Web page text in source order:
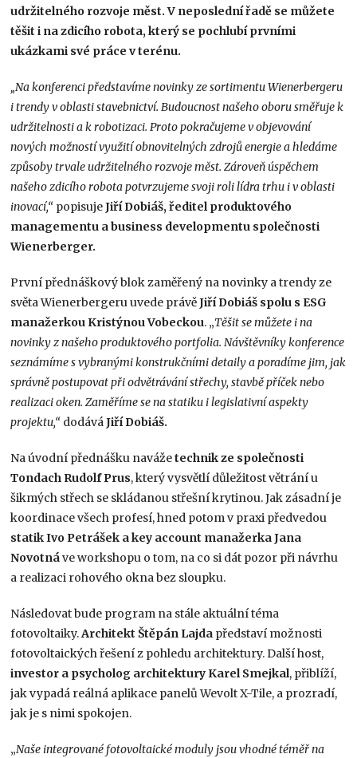
udržitelného rozvoje měst. V neposlední řadě se můžete
těšit i na zdicího robota, který se pochlubí prvními
ukázkami své práce v terénu.
„Na konferenci představíme novinky ze sortimentu Wienerbergeru
i trendy v oblasti stavebnictví. Budoucnost našeho oboru směřuje k
udržitelnosti a k robotizaci. Proto pokračujeme v objevování
nových možností využití obnovitelných zdrojů energie a hledáme
způsoby trvale udržitelného rozvoje měst. Zároveň úspěchem
našeho zdicího robota potvrzujeme svoji roli lídra trhu i v oblasti
inovací,“ popisujeJiří Dobiáš, ředitel produktového
managementu a business developmentu společnosti
Wienerberger.
První přednáškový blok zaměřený na novinky a trendy ze
světa Wienerbergeru uvede právěJiří Dobiáš spolu s ESG
manažerkou Kristýnou Vobeckou. „Těšit se můžete i na
novinky z našeho produktového portfolia. Návštěvníky konference
seznámíme s vybranými konstrukčními detaily a poradíme jim, jak
správně postupovat při odvětrávání střechy, stavbě příček nebo
realizaci oken. Zaměříme se na statiku i legislativní aspekty
projektu,“ dodáváJiří Dobiáš.
Na úvodní přednášku navážetechnik ze společnosti
Tondach Rudolf Prus, který vysvětlí důležitost větrání u
šikmých střech se skládanou střešní krytinou. Jak zásadní je
koordinace všech profesí, hned potom v praxi předvedou
statik Ivo Petrášek a key account manažerka Jana
Novotnáve workshopu o tom, na co si dát pozor při návrhu
a realizaci rohového okna bez sloupku.
Následovat bude program na stále aktuální téma
fotovoltaiky.Architekt Štěpán Lajda představí možnosti
fotovoltaických řešení z pohledu architektury. Další host,
investor a psycholog architektury Karel Smejkal, přiblíží,
jak vypadá reálná aplikace panelů Wevolt X-Tile, a prozradí,
jak je s nimi spokojen.
„Naše integrované fotovoltaické moduly jsou vhodné téměř na